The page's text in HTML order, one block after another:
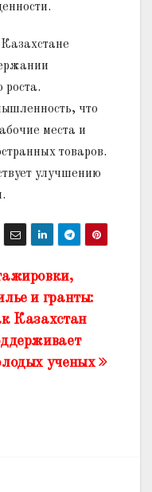
роста.
что
места и
товаров.
улучшению
и гранты:
Казахстан
ученых